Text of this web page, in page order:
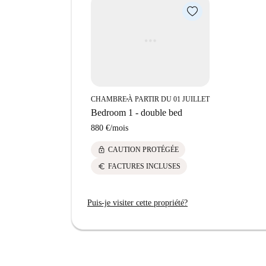
incontournables, ainsi que d'excellents
CHAMBRE■À PARTIR DU 01 JUILLET
Bedroom 1 - double bed
880 €/mois
lock CAUTION PROTÉGÉE
euro FACTURES INCLUSES
Puis-je visiter cette propriété?